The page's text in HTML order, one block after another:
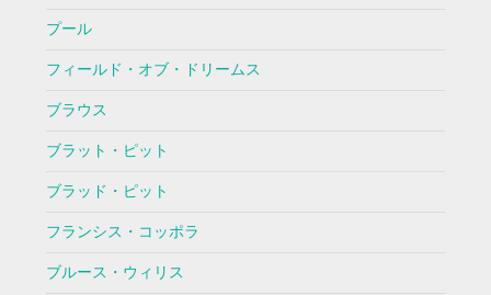
プール
フィールド・オブ・ドリームス
ブラウス
ブラット・ピット
ブラッド・ピット
フランシス・コッポラ
ブルース・ウィリス